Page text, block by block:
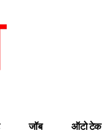
जॉब ऑटो टेक